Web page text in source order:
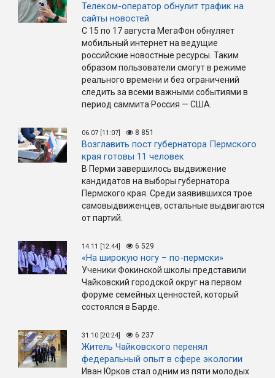
Телеком-оператор обнулит трафик на
сайты новостей
С 15 по 17 августа МегаФон обнуляет
мобильный интернет на ведущие
российские новостные ресурсы. Таким
образом пользователи смогут в режиме
реального времени и без ограничений
следить за всеми важными событиями в
период саммита Россия — США.
06.07 [11:07] 8 851
Возглавить пост губернатора Пермского
края готовы 11 человек
В Перми завершилось выдвижение
кандидатов на выборы губернатора
Пермского края. Среди заявившихся трое
самовыдвиженцев, остальные выдвигаются
от партий.
14.11 [12:44] 6 529
«На широкую ногу – по-пермски»
Ученики Фокинской школы представили
Чайковский городской округ на первом
форуме семейных ценностей, который
состоялся в Барде.
31.10 [20:24] 6 237
Житель Чайковского перенял
федеральный опыт в сфере экологии
Иван Юрков стал одним из пяти молодых